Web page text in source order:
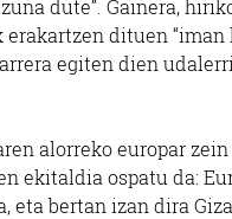
dute”. Gainera,
dituen
egiten dien
alorreko europar
ekitaldia ospatu da:
eta bertan izan dira